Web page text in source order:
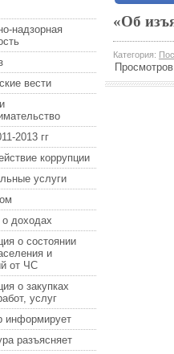
надзорная
вести
2013 гг
коррупции
услуги
доходах
о состоянии
и
от ЧС
о закупках
услуг
информирует
разъясняет
«Об
Категория:
Просмотров